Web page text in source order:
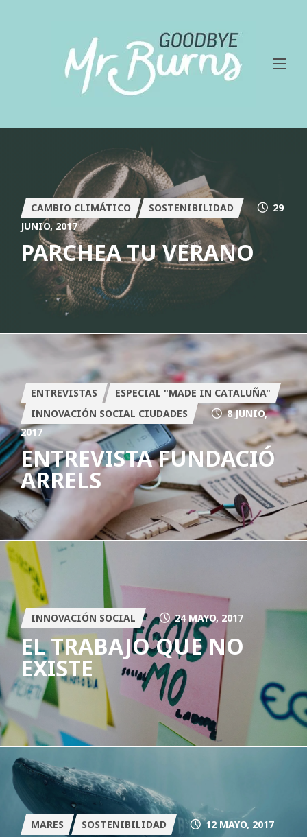
CAMBIO CLIMÁTICO SOSTENIBILIDAD
29
JUNIO, 2017
PARCHEA TU VERANO
ENTREVISTAS
ESPECIAL "MADE IN CATALUÑA"
INNOVACIÓN SOCIAL CIUDADES
8 JUNIO,
2017
ENTREVISTA FUNDACIÓ
ARRELS
INNOVACIÓN SOCIAL 24 MAYO, 2017
EL TRABAJO QUE NO
EXISTE
MARES SOSTENIBILIDAD 12 MAYO, 2017